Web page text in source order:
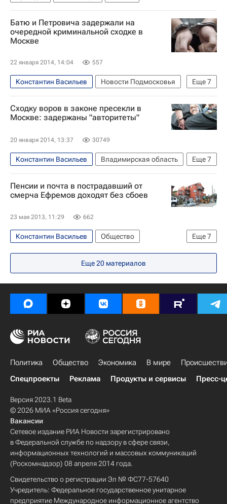
Батю и Петровича задержали на
очередной криминальной сходке в
Москве
22 января 2014, 14:04 557
Еще7
Константин Васильев
Новости Подмосковья
Москва
Происшествия
Центральный ФО
Весь мир
Европа
Сходку воров в законе пресекли в
Москве: задержаны "авторитеты"
20 января 2014, 13:37 30749
Еще7
Константин Васильев
Владимирская область
Москва
Происшествия
Центральный ФО
Весь мир
Европа
Министерство внутренних дел РФ (МВД России)
Россия
Пенсии и почта в пострадавший от
смерча Ефремов доходят без сбоев
23 мая 2013, 11:29 662
Еще7
Константин Васильев
Общество
Тульская область
Европа
Весь мир
Почта России
Последствия смерча в Тульской области
Россия
Еще20 материалов
Политика Общество Экономика В мире
Спецпроекты
Реклама Продукты и сервисы Пресс-
Версия 2023.1 Beta
© 2026 МИА «Россия сегодня»
Вакансии
Сетевое издание РИА Новости зарегистрировано
в Федеральной службе по надзору в сфере связи,
информационных технологий и массовых коммуникаций
(Роскомнадзор) 08 апреля 2014 года.
Свидетельство о регистрации Эл № ФС77-57640
Учредитель: Федеральное государственное унитарное
предприятие Международное информационное агентство